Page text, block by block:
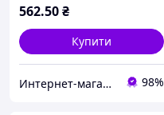
562.50₴
Купити
Интернет-магазин "Genpart" 98%